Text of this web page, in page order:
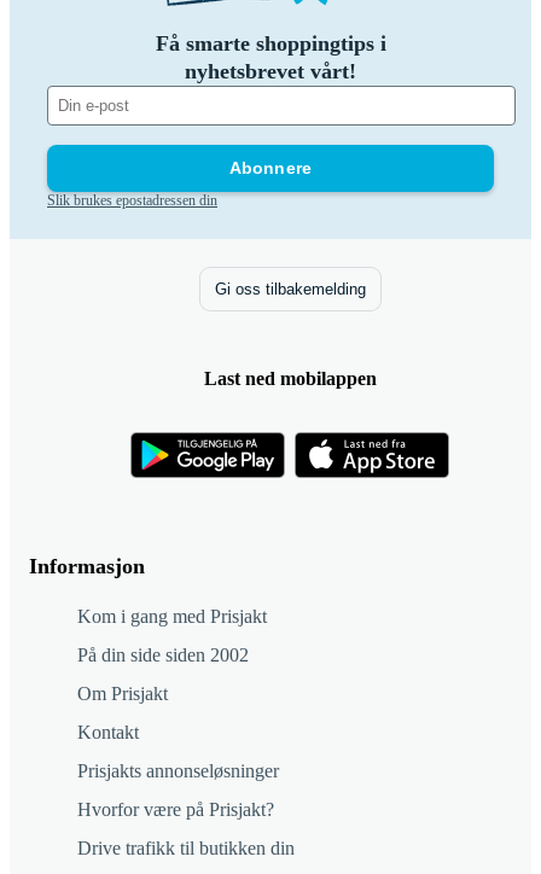
Få smarte shoppingtips i
nyhetsbrevet vårt!
Abonnere
Slik brukes epostadressen din
Informasjon
Kom i gang med Prisjakt
På din side siden 2002
Om Prisjakt
Kontakt
Prisjakts annonseløsninger
Hvorfor være på Prisjakt?
Drive trafikk til butikken din
Gi oss tilbakemelding
Last ned mobilappen